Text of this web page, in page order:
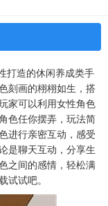
打造的休闲养成类手
刻画的栩栩如生，搭
家可以利用女性角色
色任你摆弄，玩法简
进行亲密互动，感受
是聊天互动，分享生
之间的感情，轻松满
试试吧。